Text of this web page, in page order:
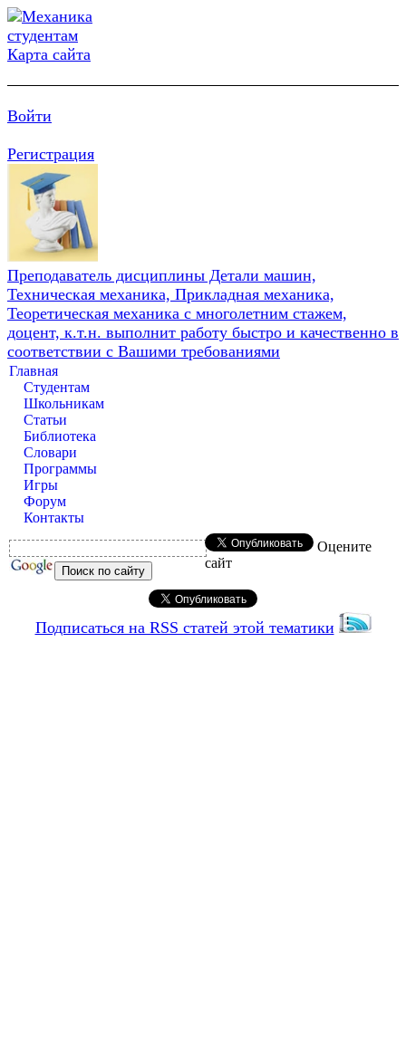
Карта сайта
Войти
Регистрация
Преподаватель дисциплины Детали машин,
Техническая механика, Прикладная механика,
Теоретическая механика с многолетним стажем,
доцент, к.т.н. выполнит работу быстро и качественно в
соответствии с Вашими требованиями
Главная
Студентам
Школьникам
Статьи
Библиотека
Словари
Программы
Игры
Форум
Контакты
Оцените
сайт
Подписаться на RSS статей этой тематики